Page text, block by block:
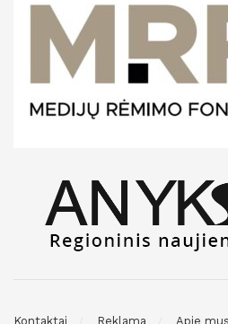
Kontaktai Reklama Apie mus